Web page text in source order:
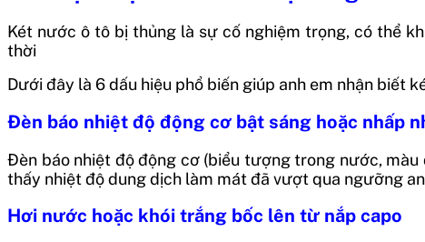
Két nước ô tô bị thủng là sự cố nghiệm trọng, có thể
thời
Dưới đây là 6 dấu hiệu phổ biến giúp anh em nhận biết
Đèn báo nhiệt độ động cơ bật sáng hoặc nhấp
Đèn báo nhiệt độ động cơ (biểu tượng trong nước, màu
thấy nhiệt độ dung dịch làm mát đã vượt qua ngưỡng
Hơi nước hoặc khói trắng bốc lên từ nắp capo